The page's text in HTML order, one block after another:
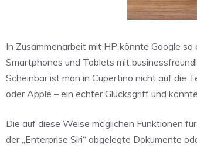
In Zusammenarbeit mit HP könnte Google
Smartphones und Tablets mit
Scheinbar ist man in Cupertino nicht auf die
oder Apple – ein echter Glücksgriff und
Die auf diese Weise möglichen Funktionen
der „Enterprise Siri“ abgelegte Dokumente